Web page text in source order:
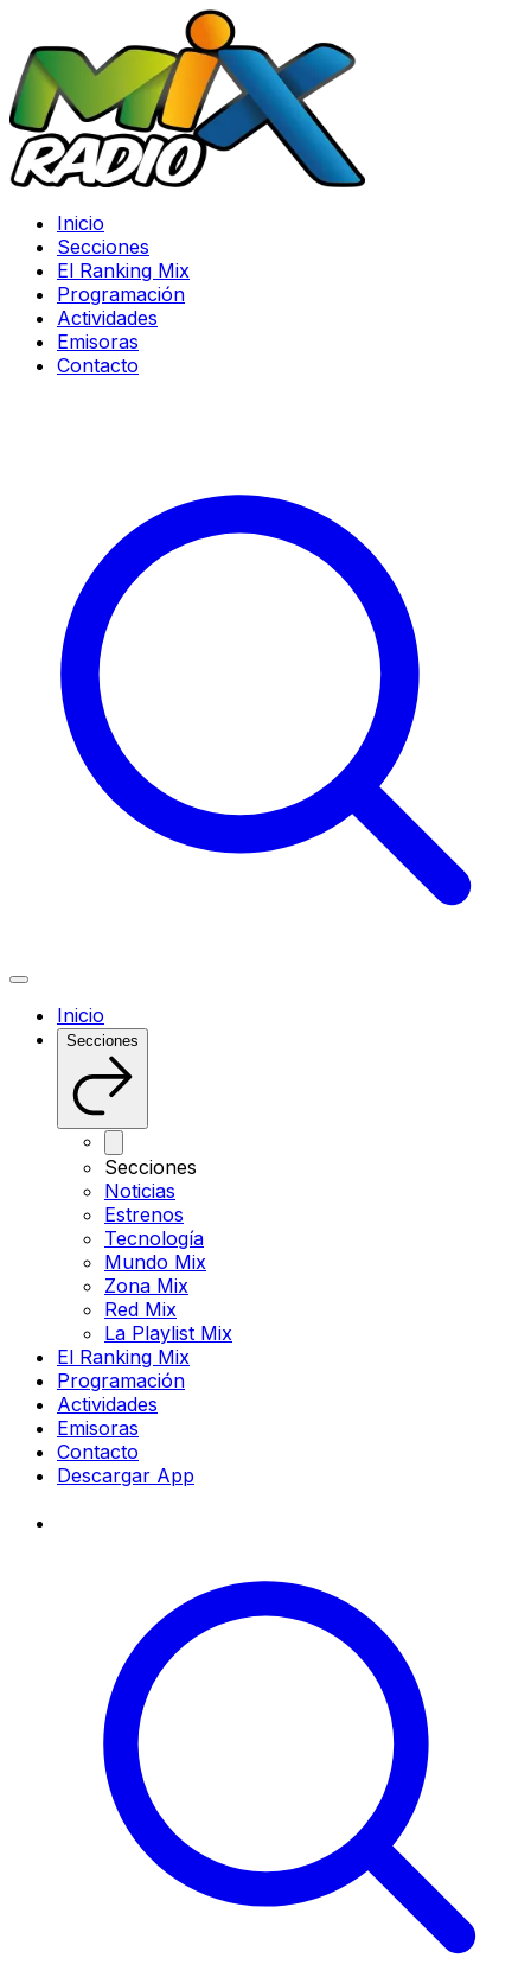
Inicio
Secciones
El Ranking Mix
Programación
Actividades
Emisoras
Contacto
Inicio
Secciones
Secciones
Noticias
Estrenos
Tecnología
Mundo Mix
Zona Mix
Red Mix
La Playlist Mix
El Ranking Mix
Programación
Actividades
Emisoras
Contacto
Descargar App